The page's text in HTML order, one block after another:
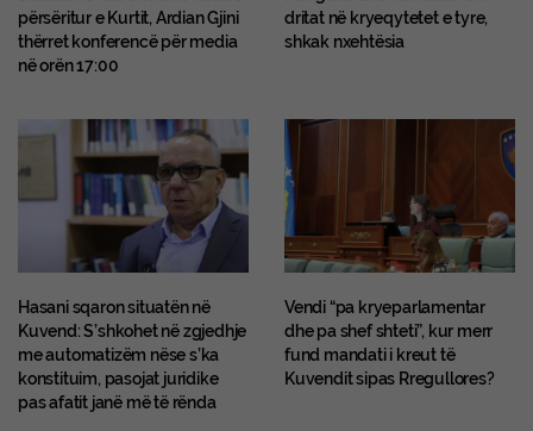
përsëritur e Kurtit, Ardian Gjini
thërret konferencë për media
në orën 17:00
dritat në kryeqytetet e tyre,
shkak nxehtësia
Hasani sqaron situatën në
Kuvend: S’shkohet në zgjedhje
me automatizëm nëse s’ka
konstituim, pasojat juridike
pas afatit janë më të rënda
Vendi “pa kryeparlamentar
dhe pa shef shteti”, kur merr
fund mandati i kreut të
Kuvendit sipas Rregullores?